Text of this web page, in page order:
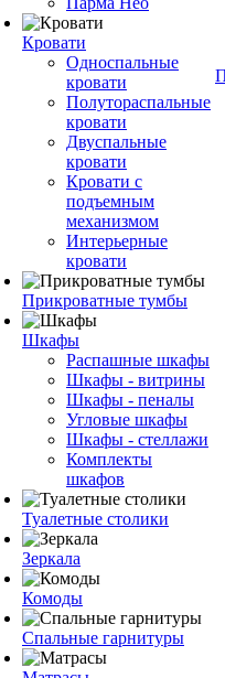
Кровати
Односпальные
кровати
Полутораспальные
кровати
Двуспальные
кровати
Кровати с
подъемным
механизмом
Интерьерные
кровати
Прикроватные тумбы
Шкафы
Распашные шкафы
Шкафы - витрины
Шкафы - пеналы
Угловые шкафы
Шкафы - стеллажи
Комплекты
шкафов
Туалетные столики
Зеркала
Комоды
Спальные гарнитуры